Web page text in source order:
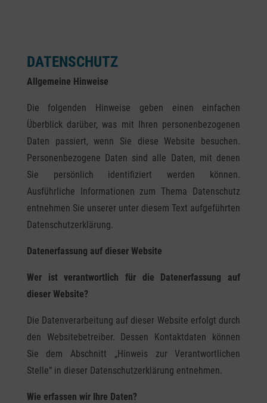
DATENSCHUTZ
Allgemeine Hinweise
Die folgenden Hinweise geben einen einfachen
Überblick darüber, was mit Ihren personenbezogenen
Daten passiert, wenn Sie diese Website besuchen.
Personenbezogene Daten sind alle Daten, mit denen
Sie persönlich identifiziert werden können.
Ausführliche Informationen zum Thema Datenschutz
entnehmen Sie unserer unter diesem Text aufgeführten
Datenschutzerklärung.
Datenerfassung auf dieser Website
Wer ist verantwortlich für die Datenerfassung auf
dieser Website?
Die Datenverarbeitung auf dieser Website erfolgt durch
den Websitebetreiber. Dessen Kontaktdaten können
Sie dem Abschnitt „Hinweis zur Verantwortlichen
Stelle“ in dieser Datenschutzerklärung entnehmen.
Wie erfassen wir Ihre Daten?